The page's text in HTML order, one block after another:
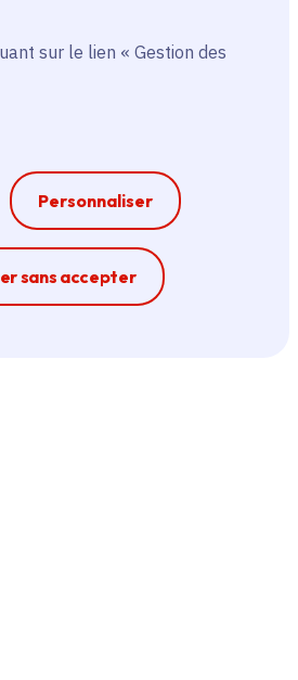
sur le lien « Gestion des
Personnaliser
sans accepter
la modale